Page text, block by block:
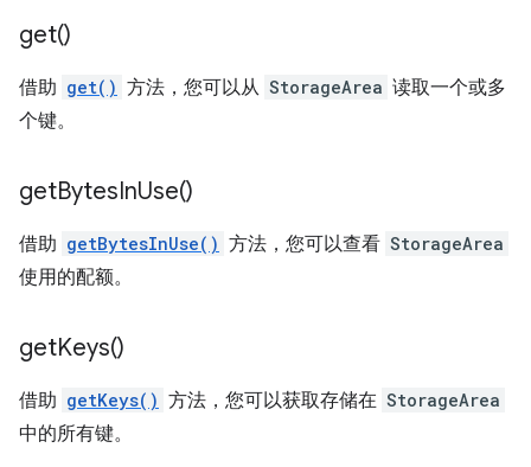
get()
借助 get() 方法，您可以从 StorageArea 读取一个或多
个键。
getBytesInUse()
借助 getBytesInUse() 方法，您可以查看 StorageArea
使用的配额。
getKeys()
借助 getKeys() 方法，您可以获取存储在 StorageArea
中的所有键。